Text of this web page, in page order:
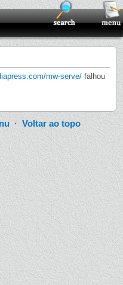
mw-serve/ falhou
· Voltar ao topo